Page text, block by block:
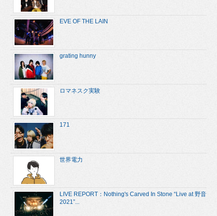
EVE OF THE LAIN
grating hunny
ロマネスク実験
171
世界電力
LIVE REPORT：Nothing's Carved In Stone “Live at 野音
2021”...